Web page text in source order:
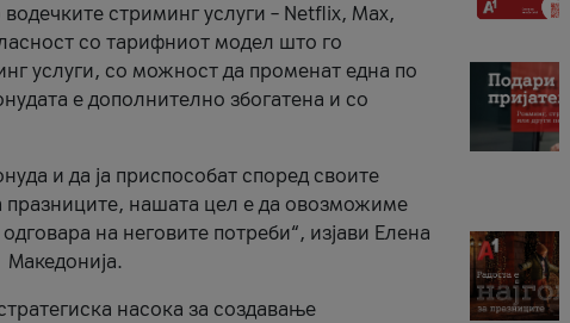
стриминг услуги – Netflix, Max,
со тарифниот модел што го
услуги, со можност да променат една по
е дополнително збогатена и со
и да ја приспособат според своите
празниците, нашата цел е да овозможиме
на неговите потреби“, изјави Елена
насока за создавање